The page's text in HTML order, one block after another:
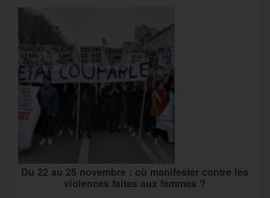
Du 22 au 25 novembre : où manifester contre les
violences faites aux femmes ?